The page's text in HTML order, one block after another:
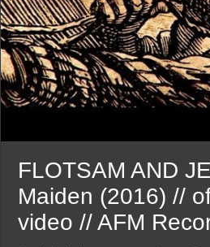
FLOTSAM AND
Maiden (2016) //
video // AFM